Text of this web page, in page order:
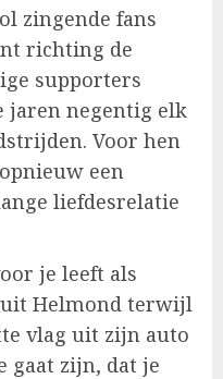
zingende fans
richting de
supporters
jaren negentig elk
Voor hen
een
liefdesrelatie
je leeft als
uit Helmond terwijl
vlag uit zijn auto
gaat zijn, dat je